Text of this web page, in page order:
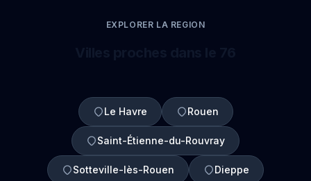
EXPLORER LA REGION
Le Havre Rouen
Saint-Étienne-du-Rouvray
Sotteville-lès-Rouen Dieppe